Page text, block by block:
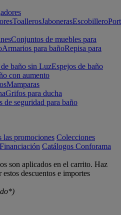
ToallerosJabonerasEscobillero
Conjuntos de muebles para
Armarios para bañoRepisa para
baño sin LuzEspejos de baño
con aumento
Mamparas
Grifos para ducha
de seguridad para baño
las promociones Colecciones
Financiación Catálogos Conforama
son aplicados en el carrito. Haz
descuentos e importes